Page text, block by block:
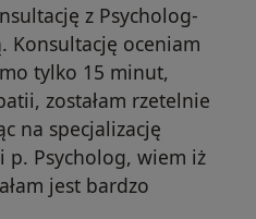
z Psycholog-
Konsultację oceniam
tylko 15 minut,
zostałam rzetelnie
na specjalizację
Psycholog, wiem iż
jest bardzo